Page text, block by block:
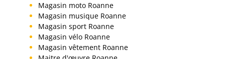
Magasin moto Roanne
Magasin musique Roanne
Magasin sport Roanne
Magasin vélo Roanne
Magasin vêtement Roanne